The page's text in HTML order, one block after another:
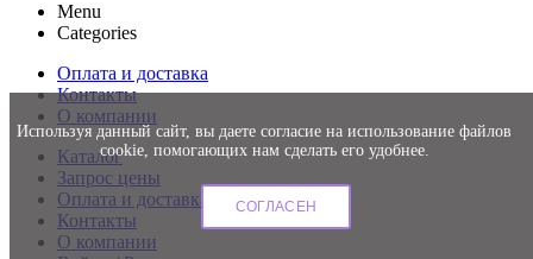
Используя данный сайт, вы даете согласие на использование файлов
cookie, помогающих нам сделать его удобнее.
СОГЛАСЕН
Menu
Categories
Оплата и доставка
Контакты
О компании
Каталог
Запрос цены
Оплата и доставка
Контакты
О компании